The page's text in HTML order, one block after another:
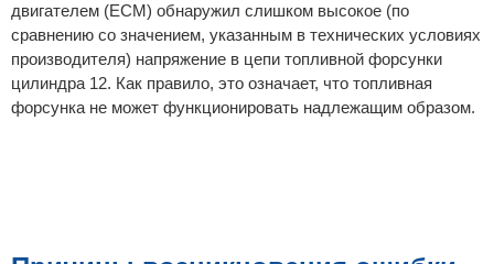
двигателем (ECM) обнаружил слишком высокое (по
сравнению со значением, указанным в технических условиях
производителя) напряжение в цепи топливной форсунки
цилиндра 12. Как правило, это означает, что топливная
форсунка не может функционировать надлежащим образом.